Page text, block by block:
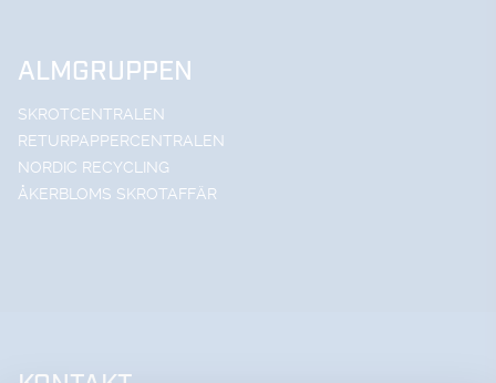
ALMGRUPPEN
SKROTCENTRALEN
RETURPAPPERCENTRALEN
NORDIC RECYCLING
ÅKERBLOMS SKROTAFFÄR